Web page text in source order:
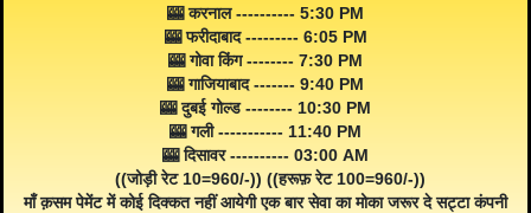
🎰 करनाल ---------- 5:30 PM
🎰 फरीदाबाद --------- 6:05 PM
🎰 गोवा किंग -------- 7:30 PM
🎰 गाजियाबाद ------- 9:40 PM
🎰 दुबई गोल्ड -------- 10:30 PM
🎰 गली ----------- 11:40 PM
🎰 दिसावर ---------- 03:00 AM
((जोड़ी रेट 10=960/-)) ((हरूफ़ रेट 100=960/-))
माँ क़सम पेमेंट में कोई दिक्कत नहीं आयेगी एक बार सेवा का मोका जरूर दे सट्टा कंपनी